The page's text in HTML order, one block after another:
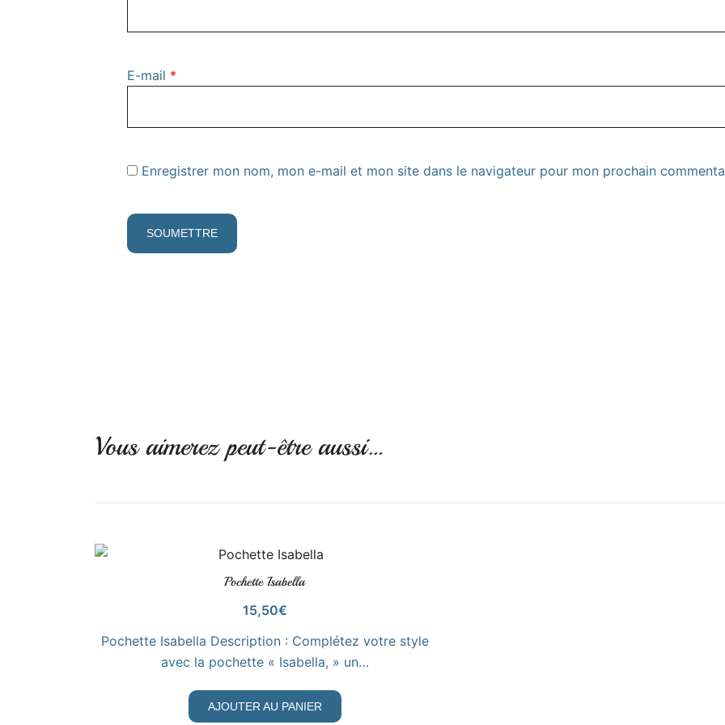
E-mail *
Enregistrer mon nom, mon e-mail et mon site dans le navigateur pour mon prochain
Vous aimerez peut-être aussi…
VOIR LE PRODUIT
Pochette Isabella
15,50€
Pochette Isabella Description : Complétez votre style
avec la pochette « Isabella, » un…
AJOUTER AU PANIER